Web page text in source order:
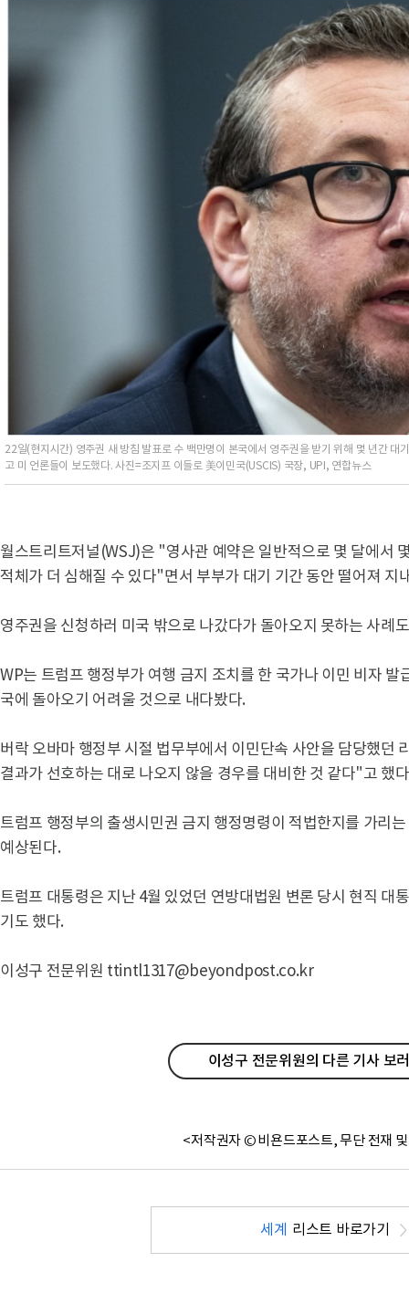
22일(현지시간) 영주권 새 방침 발표로 수 백만명이 본국에서 영주권을 받기 위해 몇 년간 대
고 미 언론들이 보도했다. 사진=조지프 이들로 美이민국(USCIS) 국장, UPI, 연합뉴스
월스트리트저널(WSJ)은 "영사관 예약은 일반적으로 몇 달에서
적체가 더 심해질 수 있다"면서 부부가 대기 기간 동안 떨어져 지
영주권을 신청하러 미국 밖으로 나갔다가 돌아오지 못하는 사례
WP는 트럼프 행정부가 여행 금지 조치를 한 국가나 이민 비자
국에 돌아오기 어려울 것으로 내다봤다.
버락 오바마 행정부 시절 법무부에서 이민단속 사안을 담당했던
결과가 선호하는 대로 나오지 않을 경우를 대비한 것 같다"고 했
트럼프 행정부의 출생시민권 금지 행정명령이 적법한지를 가리
예상된다.
트럼프 대통령은 지난 4월 있었던 연방대법원 변론 당시 현직 대
기도 했다.
이성구 전문위원 ttintl1317@beyondpost.co.kr
이성구 전문위원의 다른 기사 보
<저작권자 © 비욘드포스트, 무단 전재
세계 리스트 바로가기